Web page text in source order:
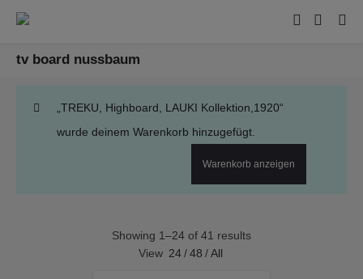
tv board nussbaum
„TREKU, Highboard, LAUKI Kollektion,1920“
wurde deinem Warenkorb hinzugefügt.
Warenkorb anzeigen
Showing 1–24 of 41 results
View 24 / 48 / All